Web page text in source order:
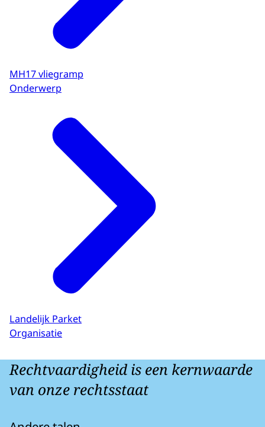
MH17 vliegramp
Onderwerp
Landelijk Parket
Organisatie
Rechtvaardigheid is een kernwaarde
van onze rechtsstaat